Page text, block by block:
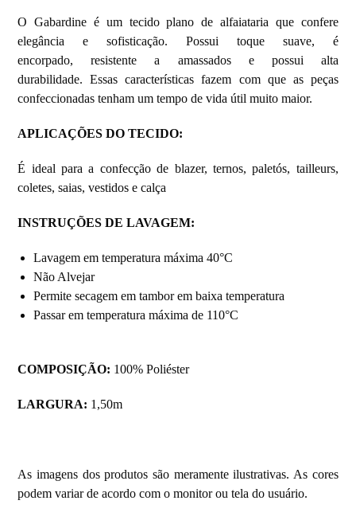
O Gabardine é um tecido plano de alfaiataria que confere
elegância e sofisticação. Possui toque suave, é
encorpado, resistente a amassados e possui alta
durabilidade. Essas características fazem com que as peças
confeccionadas tenham um tempo de vida útil muito maior.
APLICAÇÕES DO TECIDO:
É ideal para a confecção de blazer, ternos, paletós, tailleurs,
coletes, saias, vestidos e calça
INSTRUÇÕES DE LAVAGEM:
Lavagem em temperatura máxima 40°C
Não Alvejar
Permite secagem em tambor em baixa temperatura
Passar em temperatura máxima de 110°C
COMPOSIÇÃO: 100% Poliéster
LARGURA: 1,50m
As imagens dos produtos são meramente ilustrativas. As cores
podem variar de acordo com o monitor ou tela do usuário.